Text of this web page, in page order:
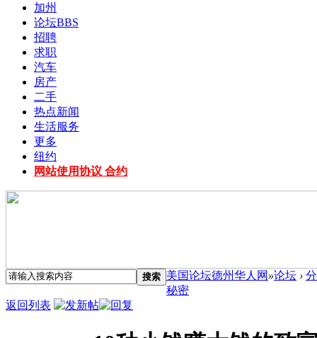
加州
论坛BBS
招聘
求职
汽车
房产
二手
热点新闻
生活服务
更多
纽约
网站使用协议 合约
搜索 美国论坛德州华人网 »论坛 ›
秘密
返回列表